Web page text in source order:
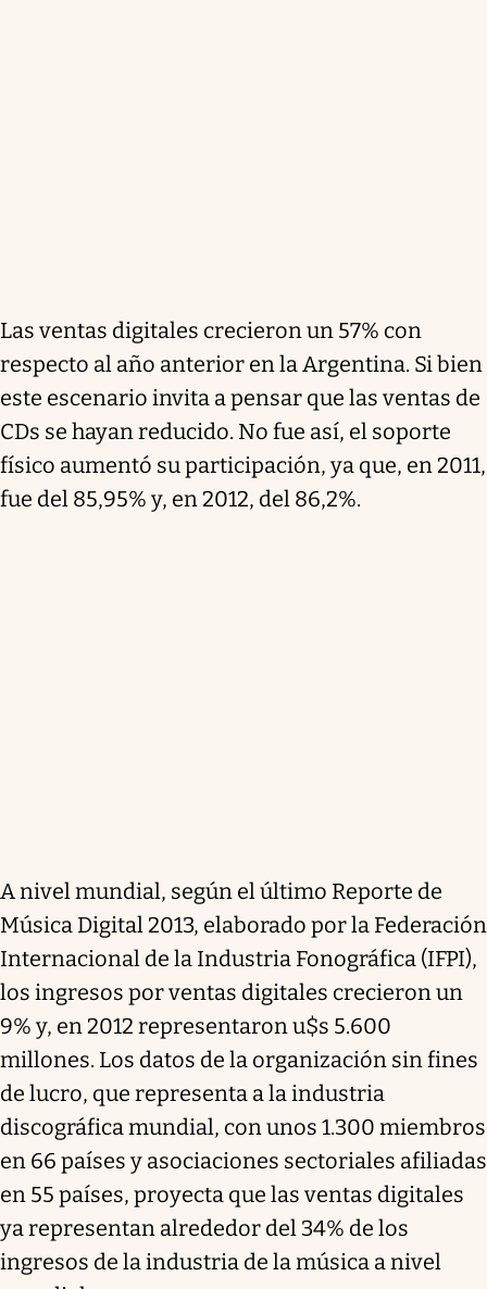
Las ventas digitales crecieron un 57% con
respecto al año anterior en la Argentina. Si bien
este escenario invita a pensar que las ventas de
CDs se hayan reducido. No fue así, el soporte
físico aumentó su participación, ya que, en 2011,
fue del 85,95% y, en 2012, del 86,2%.
A nivel mundial, según el último Reporte de
Música Digital 2013, elaborado por la Federación
Internacional de la Industria Fonográfica (IFPI),
los ingresos por ventas digitales crecieron un
9% y, en 2012 representaron u$s 5.600
millones. Los datos de la organización sin fines
de lucro, que representa a la industria
discográfica mundial, con unos 1.300 miembros
en 66 países y asociaciones sectoriales afiliadas
en 55 países, proyecta que las ventas digitales
ya representan alrededor del 34% de los
ingresos de la industria de la música a nivel